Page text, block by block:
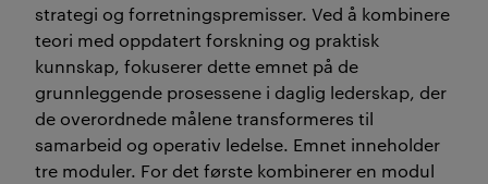
strategi og forretningspremisser. Ved å kombinere
teori med oppdatert forskning og praktisk
kunnskap, fokuserer dette emnet på de
grunnleggende prosessene i daglig lederskap, der
de overordnede målene transformeres til
samarbeid og operativ ledelse. Emnet inneholder
tre moduler. For det første kombinerer en modul